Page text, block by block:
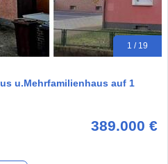
1 / 19
u.Mehrfamilienhaus auf 1
389.000 €